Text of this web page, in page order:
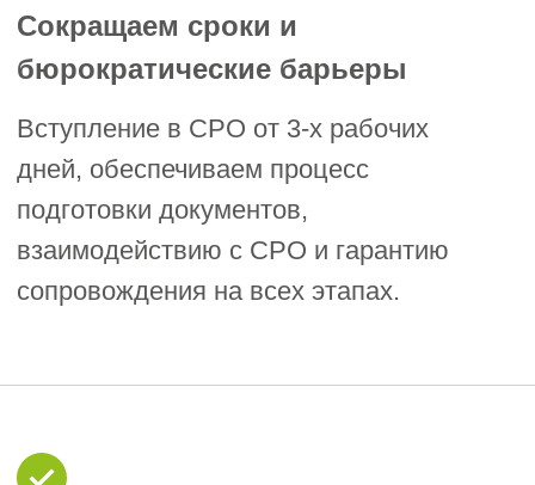
Вступительный взнос 10 т. ₽;
Взнос в КФ договорных обязательств от
Членские взносы: 6 т. ₽ ежемесячно + 8 т.
₽ ежегодно
Точные размеры взносов рекомендуем
уточнять на момент обращения, так как
они зависят от стоимости строительных
работ и вашего уровня ответственности.
СРО-С-299-12042019